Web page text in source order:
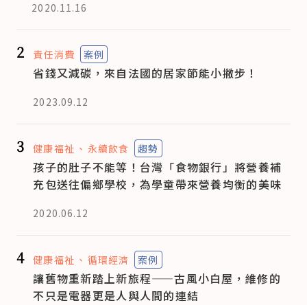
2020.11.16
2 責任消費 案例
省錢又減碳，來自法國的居家節能小撇步！
2023.09.12
3 健康福祉 永續飲食 趨勢
孩子的肚子不能等！台灣「食物銀行」將營養補
充包送往偏鄉學校，為學童帶來營養均衡的美味
2020.06.12
4 健康福祉 循環經濟 案例
讓舊物重新踏上新旅程——古風小白屋，維修的
不只是電器更是人與人間的連結